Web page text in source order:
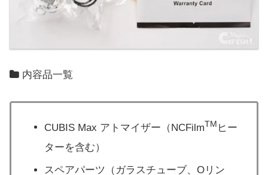
内容品一覧
CUBIS Max アトマイザー（NCFilmTM ヒー
ターを含む）
スペアパーツ（ガラスチューブ、Oリン